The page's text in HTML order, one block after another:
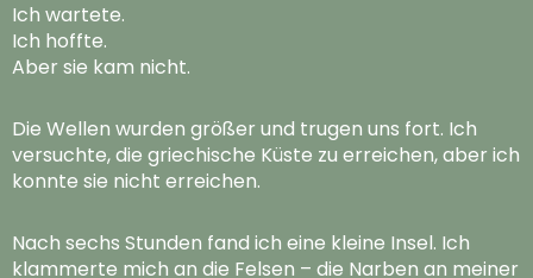
Ich wartete.
Ich hoffte.
Aber sie kam nicht.
Die Wellen wurden größer und trugen uns fort. Ich
versuchte, die griechische Küste zu erreichen, aber ich
konnte sie nicht erreichen.
Nach sechs Stunden fand ich eine kleine Insel. Ich
klammerte mich an die Felsen – die Narben an meiner